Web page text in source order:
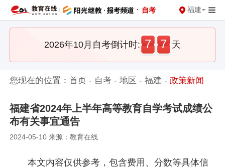
· 自考 福建
2026年10月自考倒计时: 7 7 天
您现在的位置：首页 - 自考 -地区 -福建 -政策新闻
福建省2024年上半年高等教育自学考试成绩公
布有关事宜通告
2024-05-10 来源：教育在线
本文内容仅供参考，包含费用、分数等具体信